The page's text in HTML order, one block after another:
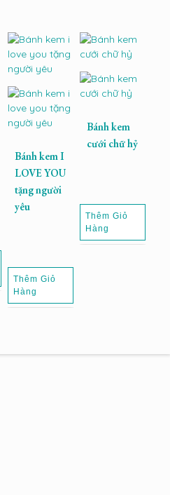
Bánh kem I
LOVE YOU
tặng người
yêu
Thêm Giỏ
Hàng
Bánh kem
cưới chữ hỷ
Thêm Giỏ
Hàng